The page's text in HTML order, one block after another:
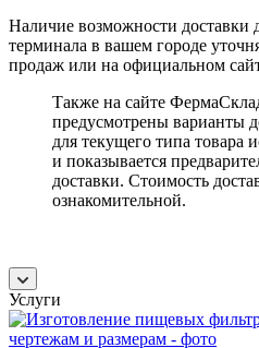
Наличие возможности доставки
терминала в вашем городе
продаж или на официальном
Также на сайте
предусмотрены варианты
для текущего типа товара
и показывается
доставки. Стоимость
ознакомительной.
Услуги